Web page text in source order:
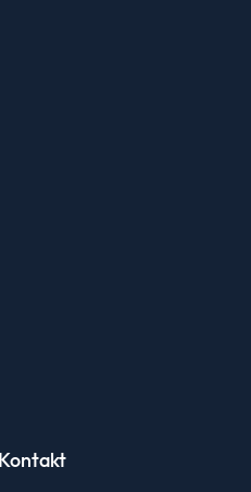
Kontakt